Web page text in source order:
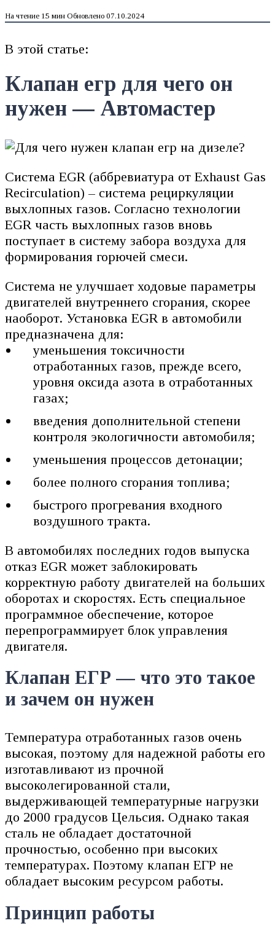
На чтение 15 мин Обновлено 07.10.2024
В этой статье:
Клапан егр для чего он
нужен — Автомастер
Система EGR (аббревиатура от Exhaust Gas
Recirculation) – система рециркуляции
выхлопных газов. Согласно технологии
EGR часть выхлопных газов вновь
поступает в систему забора воздуха для
формирования горючей смеси.
Система не улучшает ходовые параметры
двигателей внутреннего сгорания, скорее
наоборот. Установка EGR в автомобили
предназначена для:
уменьшения токсичности
отработанных газов, прежде всего,
уровня оксида азота в отработанных
газах;
введения дополнительной степени
контроля экологичности автомобиля;
уменьшения процессов детонации;
более полного сгорания топлива;
быстрого прогревания входного
воздушного тракта.
В автомобилях последних годов выпуска
отказ EGR может заблокировать
корректную работу двигателей на больших
оборотах и скоростях. Есть специальное
программное обеспечение, которое
перепрограммирует блок управления
двигателя.
Клапан ЕГР — что это такое
и зачем он нужен
Температура отработанных газов очень
высокая, поэтому для надежной работы его
изготавливают из прочной
высоколегированной стали,
выдерживающей температурные нагрузки
до 2000 градусов Цельсия. Однако такая
сталь не обладает достаточной
прочностью, особенно при высоких
температурах. Поэтому клапан ЕГР не
обладает высоким ресурсом работы.
Принцип работы